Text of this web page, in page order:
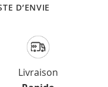
D’ENVIE
Livraison